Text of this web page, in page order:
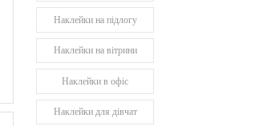
Наклейки на підлогу
Наклейки на вітрини
Наклейки в офіс
Наклейки для дівчат